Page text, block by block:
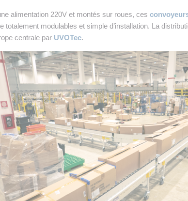
alimentation 220V et montés sur roues, ces
totalement modulables et simple d’installation. La
centrale par UVOTec.